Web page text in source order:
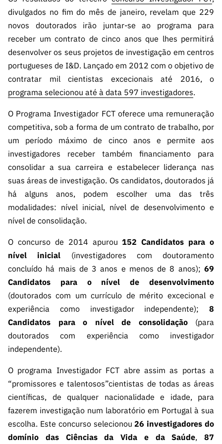
s
públicas
Manifesta
ções de
Interesse
FCCN,
serviços
FCT
Canais de
Denúncia
Apoios
PRR –
“Ciência +
Digital” e
Capacitaç
divulgados no fim do mês de janeiro, revelam que 229
novos doutorados irão juntar-se ao programa para
receber um contrato de cinco anos que lhes permitirá
desenvolver os seus projetos de investigação em centros
portugueses de I&D. Lançado em 2012 com o objetivo de
contratar mil cientistas excecionais até 2016, o
programa selecionou até à data 597 investigadores.
O Programa Investigador FCT oferece uma remuneração
competitiva, sob a forma de um contrato de trabalho, por
um período máximo de cinco anos e permite aos
investigadores receber também financiamento para
consolidar a sua carreira e estabelecer liderança nas
suas áreas de investigação. Os candidatos, doutorados já
há alguns anos, podem escolher uma das três
modalidades: nível inicial, nível de desenvolvimento e
nível de consolidação.
O concurso de 2014 apurou152 Candidatos para o
nível inicial (investigadores com doutoramento
concluído há mais de 3 anos e menos de 8 anos); 69
Candidatos para o nível de desenvolvimento
(doutorados com um currículo de mérito excecional e
experiência como investigador independente); 8
Candidatos para o nível de consolidação(para
doutorados com experiência como investigador
independente).
O programa Investigador FCT abre assim as portas a
“promissores e talentosos”cientistas de todas as áreas
científicas, de qualquer nacionalidade e idade, para
fazerem investigação num laboratório em Portugal à sua
escolha. Este concurso selecionou26 investigadores do
domínio das Ciências da Vida e da Saúde, 87